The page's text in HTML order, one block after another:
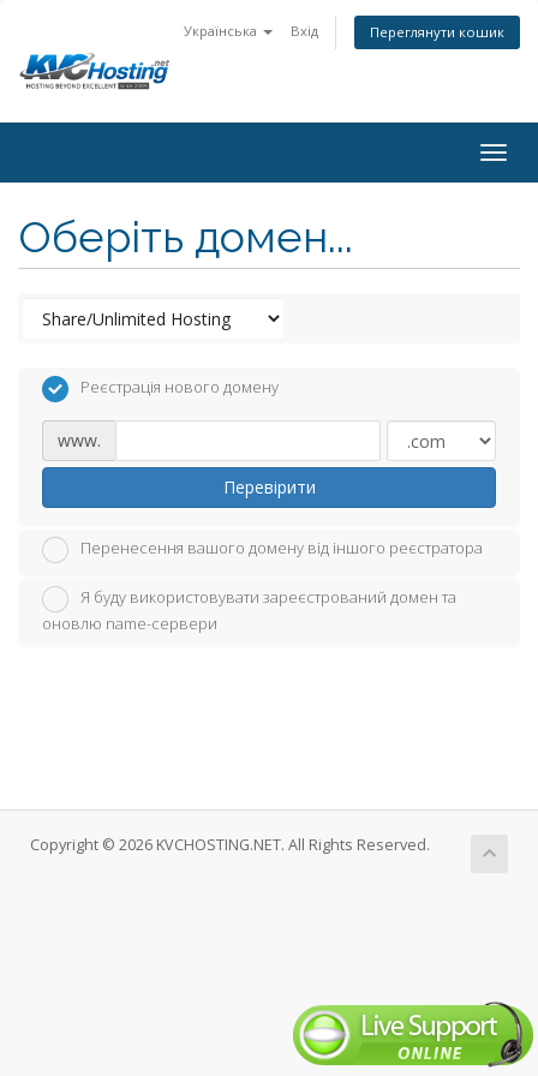
Українська Вхід Переглянути кошик
Оберіть домен...
Реєстрація нового домену
www.
Перевірити
Перенесення вашого домену від іншого реєстратора
Я буду використовувати зареєстрований домен та
оновлю name-сервери
Copyright © 2026 KVCHOSTING.NET. All Rights Reserved.